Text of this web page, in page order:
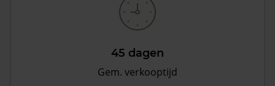
45 dagen
Gem. verkooptijd